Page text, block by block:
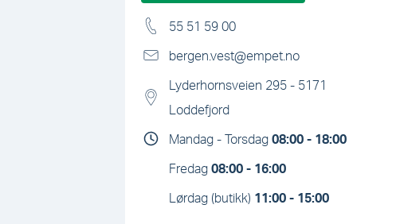
55 51 59 00
bergen.vest@empet.no
Lyderhornsveien 295 - 5171
Loddefjord
Mandag - Torsdag 08:00 - 18:00
Fredag 08:00 - 16:00
Lørdag (butikk) 11:00 - 15:00